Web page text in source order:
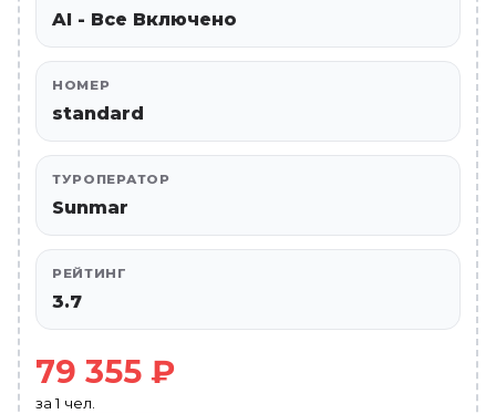
AI - Все Включено
НОМЕР
standard
ТУРОПЕРАТОР
Sunmar
РЕЙТИНГ
3.7
79 355 ₽
за 1 чел.